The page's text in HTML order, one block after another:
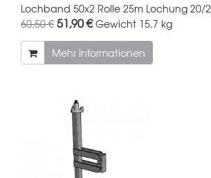
Lochband 50x2 Rolle 25m Lochung 20/
60,50 € 51,90 €Gewicht 15.7 kg
Mehr Informationen